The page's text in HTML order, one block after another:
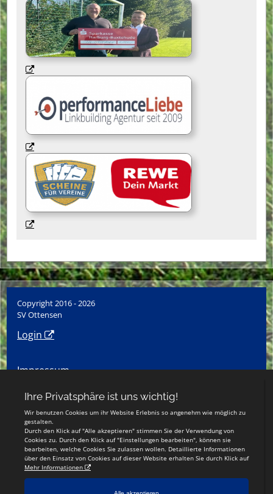
Copyright 2016 - 2026
SV Ottensen
Login
Impressum
Social-Media-Datenschutz
Teamsports 2
Dein Sportverein online